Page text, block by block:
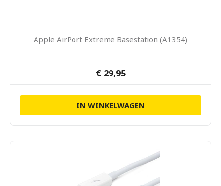
Apple AirPort Extreme Basestation (A1354)
€ 29,95
IN WINKELWAGEN